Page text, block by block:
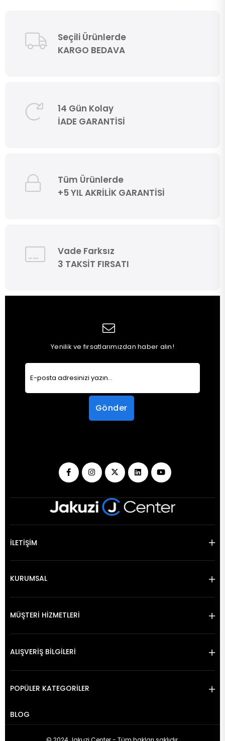
Seçili Ürünlerde
KARGO BEDAVA
14 Gün Kolay
İADE GARANTİSİ
Tüm Ürünlerde
+5 YIL AKRİLİK GARANTİSİ
Vade Farksız
3 TAKSİT FIRSATI
Yenilik ve fırsatlarımızdan haber alın!
Gönder
İLETİŞİM
KURUMSAL
MÜŞTERİ HİZMETLERİ
ALIŞVERİŞ BİLGİLERİ
POPÜLER KATEGORİLER
BLOG